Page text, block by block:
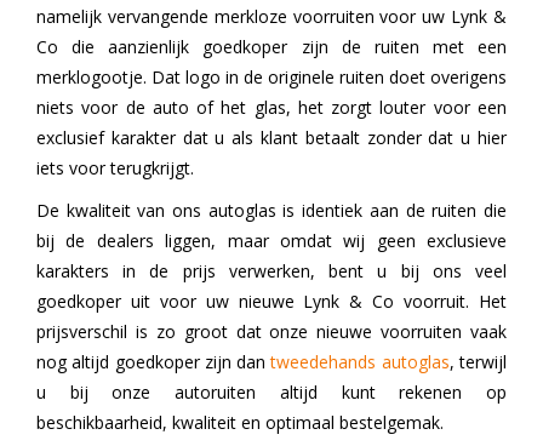
namelijk vervangende merkloze voorruiten voor uw Lynk &
Co die aanzienlijk goedkoper zijn de ruiten met een
merklogootje. Dat logo in de originele ruiten doet overigens
niets voor de auto of het glas, het zorgt louter voor een
exclusief karakter dat u als klant betaalt zonder dat u hier
iets voor terugkrijgt.
De kwaliteit van ons autoglas is identiek aan de ruiten die
bij de dealers liggen, maar omdat wij geen exclusieve
karakters in de prijs verwerken, bent u bij ons veel
goedkoper uit voor uw nieuwe Lynk & Co voorruit. Het
prijsverschil is zo groot dat onze nieuwe voorruiten vaak
nog altijd goedkoper zijn dantweedehands autoglas, terwijl
u bij onze autoruiten altijd kunt rekenen op
beschikbaarheid, kwaliteit en optimaal bestelgemak.